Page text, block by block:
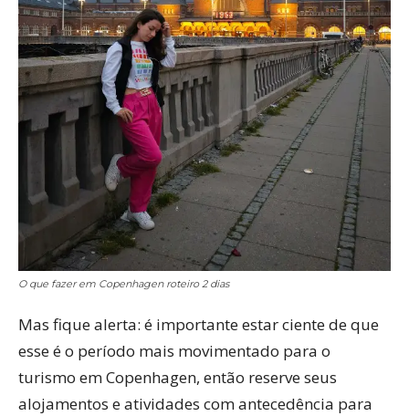
O que fazer em Copenhagen roteiro 2 dias
Mas fique alerta: é importante estar ciente de que
esse é o período mais movimentado para o
turismo em Copenhagen, então reserve seus
alojamentos e atividades com antecedência para